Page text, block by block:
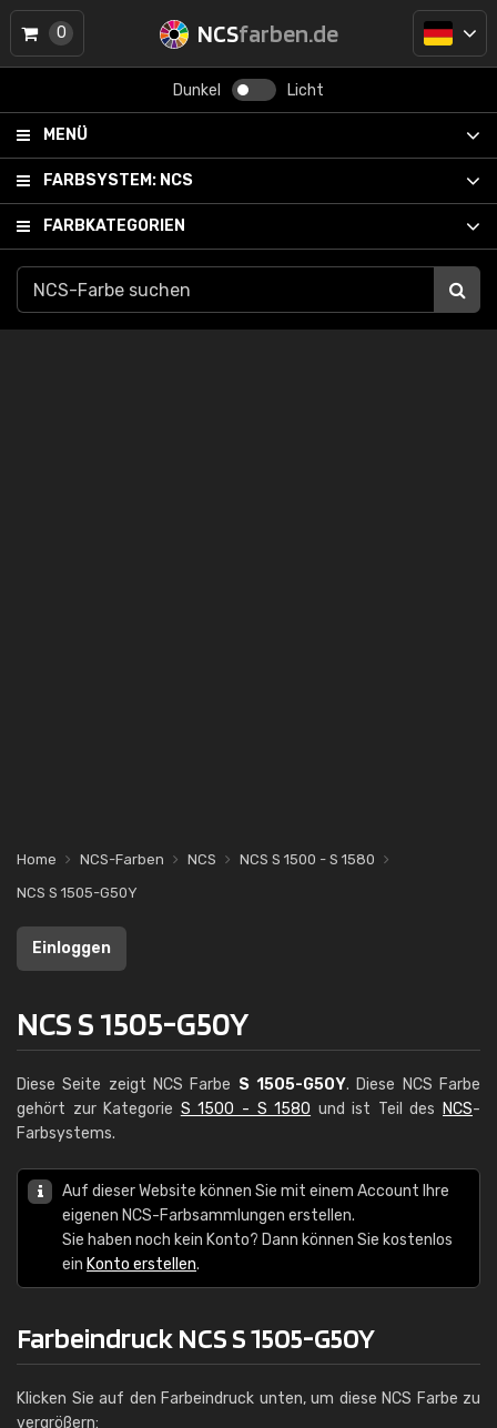
NCSfarben.de
Dunkel Licht
MENÜ
FARBSYSTEM: NCS
FARBKATEGORIEN
0
Home NCS-Farben NCS
NCS S 1500 - S 1580
NCS S 1505-G50Y
Einloggen
NCS S 1505-G50Y
Diese Seite zeigt NCS Farbe S 1505-G50Y. Diese NCS Farbe
gehört zur Kategorie S 1500 - S 1580 und ist Teil des NCS-
Farbsystems.
Auf dieser Website können Sie mit einem Account Ihre
eigenen NCS-Farbsammlungen erstellen.
Sie haben noch kein Konto? Dann können Sie kostenlos
ein Konto erstellen.
Farbeindruck NCS S 1505-G50Y
Klicken Sie auf den Farbeindruck unten, um diese NCS Farbe zu
vergrößern: